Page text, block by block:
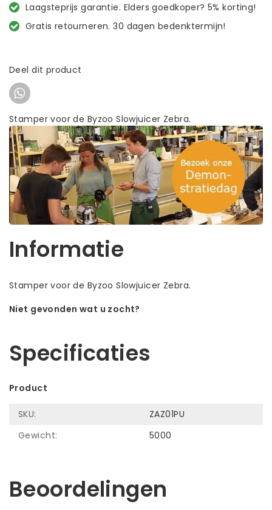
Laagsteprijs garantie. Elders goedkoper? 5% korting!
Gratis retourneren. 30 dagen bedenktermijn!
Deel dit product
Stamper voor de Byzoo Slowjuicer Zebra.
Informatie
Stamper voor de Byzoo Slowjuicer Zebra.
Niet gevonden wat u zocht?
Specificaties
Product
SKU:
ZAZ01PU
Gewicht:
5000
Beoordelingen